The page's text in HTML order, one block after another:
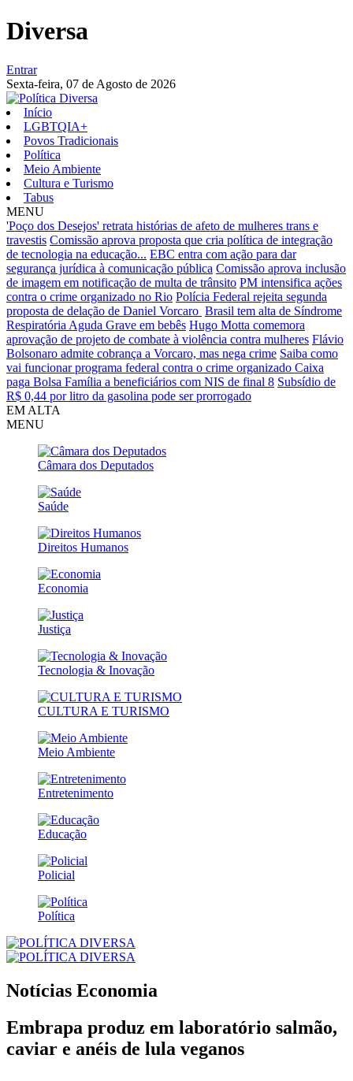
Diversa
Entrar
Sexta-feira, 07 de Agosto de 2026
Início
LGBTQIA+
Povos Tradicionais
Política
Meio Ambiente
Cultura e Turismo
Tabus
MENU
'Poço dos Desejos' retrata histórias de afeto de mulheres trans e
travestis Comissão aprova proposta que cria política de integração
de tecnologia na educação... EBC entra com ação para dar
segurança jurídica à comunicação pública Comissão aprova inclusão
de imagem em notificação de multa de trânsito PM intensifica ações
contra o crime organizado no Rio Polícia Federal rejeita segunda
proposta de delação de Daniel Vorcaro Brasil tem alta de Síndrome
Respiratória Aguda Grave em bebês Hugo Motta comemora
aprovação de projeto de combate à violência contra mulheres Flávio
Bolsonaro admite cobrança a Vorcaro, mas nega crime Saiba como
vai funcionar programa federal contra o crime organizado Caixa
paga Bolsa Família a beneficiários com NIS de final 8 Subsídio de
R$ 0,44 por litro da gasolina pode ser prorrogado
EM ALTA
MENU
Câmara dos Deputados
Saúde
Direitos Humanos
Economia
Justiça
Tecnologia & Inovação
CULTURA E TURISMO
Meio Ambiente
Entretenimento
Educação
Policial
Política
Notícias Economia
Embrapa produz em laboratório salmão,
caviar e anéis de lula veganos